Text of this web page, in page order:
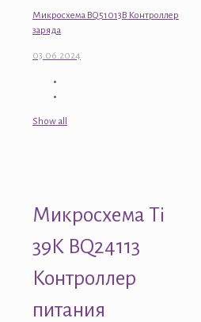
Микросхема BQ51013B Контроллер
заряда
03.06.2024
Show all
Микросхема Ti
39K BQ24113
Контроллер
питания